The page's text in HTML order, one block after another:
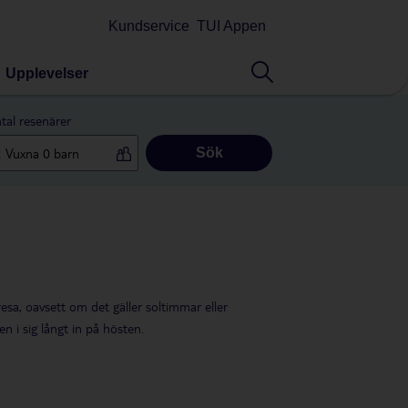
Kundservice TUI Appen
Upplevelser
resenärer
Sök
oavsett om det gäller soltimmar eller
i sig långt in på hösten.